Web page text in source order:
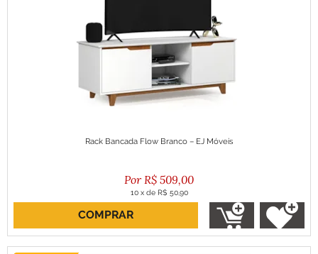
Rack Bancada Flow Branco – EJ Móveis
R$ 509,00
10 x de R$ 50,90
ou R$ 458,10 no boleto
COMPRAR